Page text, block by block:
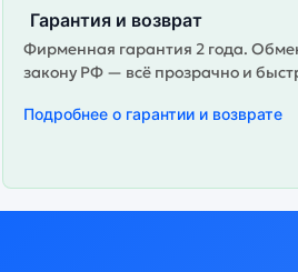
Гарантия и возврат
Фирменная гарантия 2 года.
закону РФ — всё прозрачно и
Подробнее о гарантии и возврате